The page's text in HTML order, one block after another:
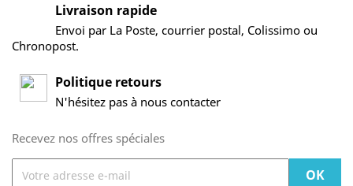
Livraison rapide
Envoi par La Poste, courrier postal, Colissimo ou
Chronopost.
Politique retours
N'hésitez pas à nous contacter
Recevez nos offres spéciales